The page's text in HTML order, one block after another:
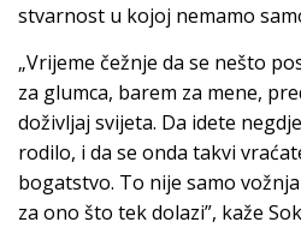
stvarnost u kojoj nemamo
„Vrijeme čežnje da se nešto
za glumca, barem za mene,
doživljaj svijeta. Da idete
rodilo, i da se onda takvi
bogatstvo. To nije samo
za ono što tek dolazi”, kaže